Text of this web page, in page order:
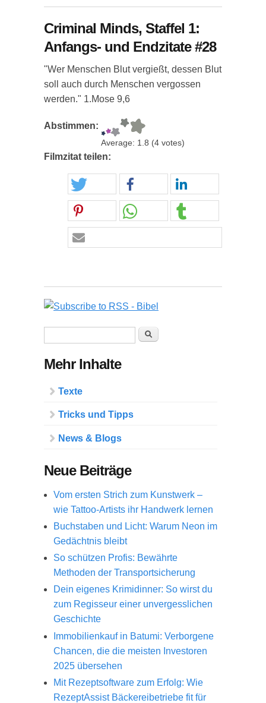
Criminal Minds, Staffel 1:
Anfangs- und Endzitate #28
"Wer Menschen Blut vergießt, dessen Blut
soll auch durch Menschen vergossen
werden." 1.Mose 9,6
Abstimmen:
Average: 1.8 (4 votes)
Filmzitat teilen:
Suche
Mehr Inhalte
Texte
Tricks und Tipps
News & Blogs
Neue Beiträge
Vom ersten Strich zum Kunstwerk –
wie Tattoo-Artists ihr Handwerk lernen
Buchstaben und Licht: Warum Neon im
Gedächtnis bleibt
So schützen Profis: Bewährte
Methoden der Transportsicherung
Dein eigenes Krimidinner: So wirst du
zum Regisseur einer unvergesslichen
Geschichte
Immobilienkauf in Batumi: Verborgene
Chancen, die die meisten Investoren
2025 übersehen
Mit Rezeptsoftware zum Erfolg: Wie
RezeptAssist Bäckereibetriebe fit für